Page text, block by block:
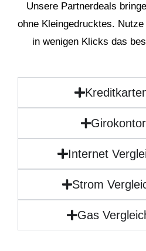
Unsere Partnerdeals
ohne Kleingedrucktes.
in wenigen Klicks das
Internet
Strom
Gas